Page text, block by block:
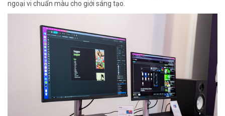
ngoại vi chuẩn màu cho giới sáng tạo.